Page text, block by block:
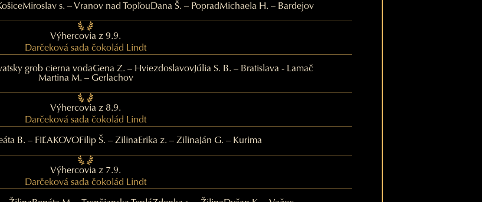
Miroslav s. – Vranov nad TopľouDana Š. – PopradMichaela H. – Bardejov
Výhercovia z 9.9.
Darčeková sada čokolád Lindt
grob cierna vodaGena Z. – HviezdoslavovJúlia S. B. – Bratislava - Lamač
Martina M. – Gerlachov
Výhercovia z 8.9.
Darčeková sada čokolád Lindt
B. – FIĽAKOVOFilip Š. – ZilinaErika z. – ZilinaJán G. – Kurima
Výhercovia z 7.9.
Darčeková sada čokolád Lindt